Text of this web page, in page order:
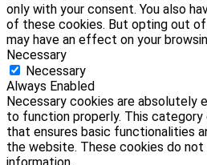
only with your consent. You also
of these cookies. But opting out
may have an effect on your
Necessary
Necessary
Always Enabled
Necessary cookies are absolutely
to function properly. This category
that ensures basic functionalities
the website. These cookies do not